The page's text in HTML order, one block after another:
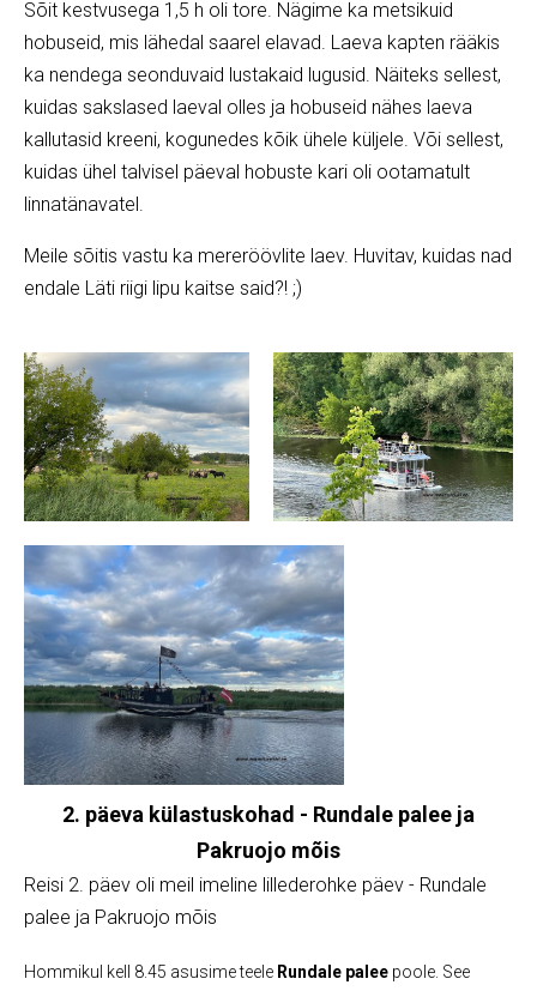
Sõit kestvusega 1,5 h oli tore. Nägime ka metsikuid
hobuseid, mis lähedal saarel elavad. Laeva kapten rääkis
ka nendega seonduvaid lustakaid lugusid. Näiteks sellest,
kuidas sakslased laeval olles ja hobuseid nähes laeva
kallutasid kreeni, kogunedes kõik ühele küljele. Või sellest,
kuidas ühel talvisel päeval hobuste kari oli ootamatult
linnatänavatel.
Meile sõitis vastu ka mereröövlite laev. Huvitav, kuidas nad
endale Läti riigi lipu kaitse said?! ;)
2. päeva külastuskohad - Rundale palee ja
Pakruojo mõis
Reisi 2. päev oli meil imeline lillederohke päev - Rundale
palee ja Pakruojo mõis
Hommikul kell 8.45 asusime teele Rundale palee poole. See